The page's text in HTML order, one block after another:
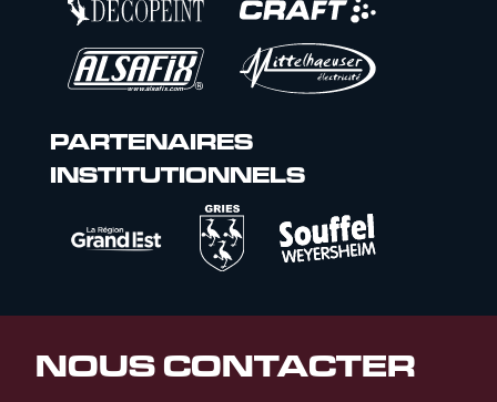
PARTENAIRES
INSTITUTIONNELS
NOUS CONTACTER